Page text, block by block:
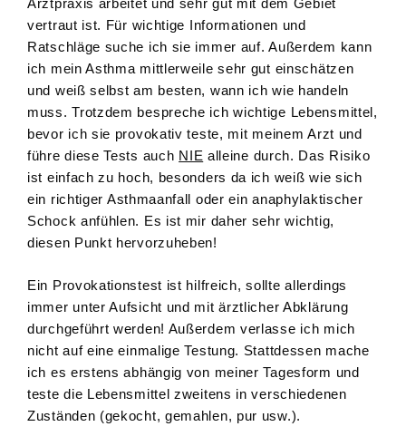
Arztpraxis arbeitet und sehr gut mit dem Gebiet
vertraut ist. Für wichtige Informationen und
Ratschläge suche ich sie immer auf. Außerdem kann
ich mein Asthma mittlerweile sehr gut einschätzen
und weiß selbst am besten, wann ich wie handeln
muss. Trotzdem bespreche ich wichtige Lebensmittel,
bevor ich sie provokativ teste, mit meinem Arzt und
führe diese Tests auch NIE alleine durch. Das Risiko
ist einfach zu hoch, besonders da ich weiß wie sich
ein richtiger Asthmaanfall oder ein anaphylaktischer
Schock anfühlen. Es ist mir daher sehr wichtig,
diesen Punkt hervorzuheben!
Ein Provokationstest ist hilfreich, sollte allerdings
immer unter Aufsicht und mit ärztlicher Abklärung
durchgeführt werden! Außerdem verlasse ich mich
nicht auf eine einmalige Testung. Stattdessen mache
ich es erstens abhängig von meiner Tagesform und
teste die Lebensmittel zweitens in verschiedenen
Zuständen (gekocht, gemahlen, pur usw.).